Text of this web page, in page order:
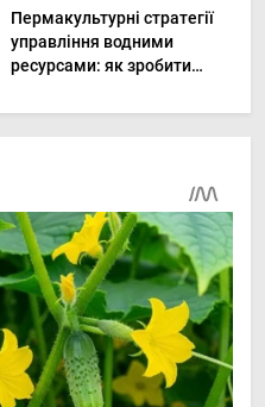
Пермакультурні стратегії
управління водними
ресурсами: як зробити
до посухи